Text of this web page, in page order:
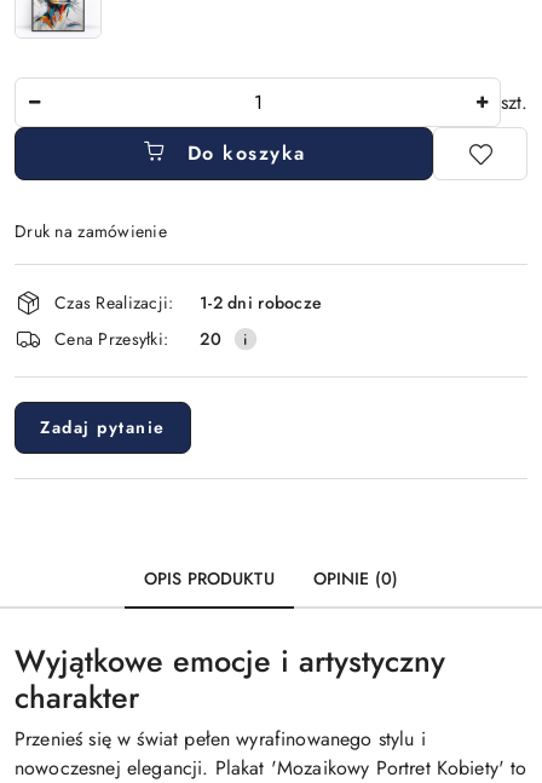
szt.
Do koszyka
Druk na zamówienie
Dostępność
i
dostawa
Czas Realizacji:
1-2 dni robocze
Cena Przesyłki:
20
Zadaj pytanie
OPIS PRODUKTU OPINIE (0)
Wyjątkowe emocje i artystyczny
charakter
Przenieś się w świat pełen wyrafinowanego stylu i
nowoczesnej elegancji. Plakat 'Mozaikowy Portret Kobiety' to